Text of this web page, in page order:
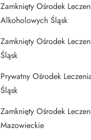
Zamknięty Ośrodek
Alkoholowych Śląsk
Zamknięty Ośrodek
Śląsk
Prywatny Ośrodek
Śląsk
Zamknięty Ośrodek
Mazowieckie